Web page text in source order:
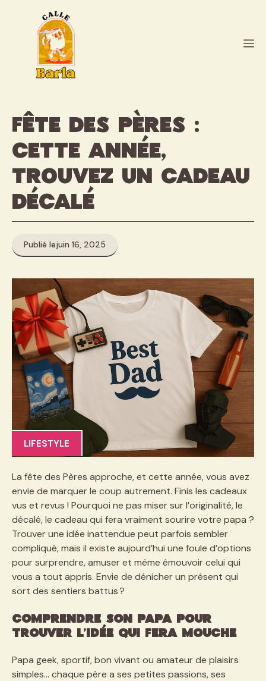
Fête des pères :
cette année,
trouvez un cadeau
décalé
Publié lejuin 16, 2025
LIFESTYLE
La fête des Pères approche, et cette année, vous avez
envie de marquer le coup autrement. Finis les cadeaux
vus et revus ! Pourquoi ne pas miser sur l’originalité, le
décalé, le cadeau qui fera vraiment sourire votre papa ?
Trouver une idée inattendue peut parfois sembler
compliqué, mais il existe aujourd’hui une foule d’options
pour surprendre, amuser et même émouvoir celui qui
vous a tout appris. Envie de dénicher un présent qui
sort des sentiers battus ?
Comprendre son papa pour
trouver l’idée qui fera mouche
Papa geek, sportif, bon vivant ou amateur de plaisirs
simples… chaque père a ses petites passions, ses